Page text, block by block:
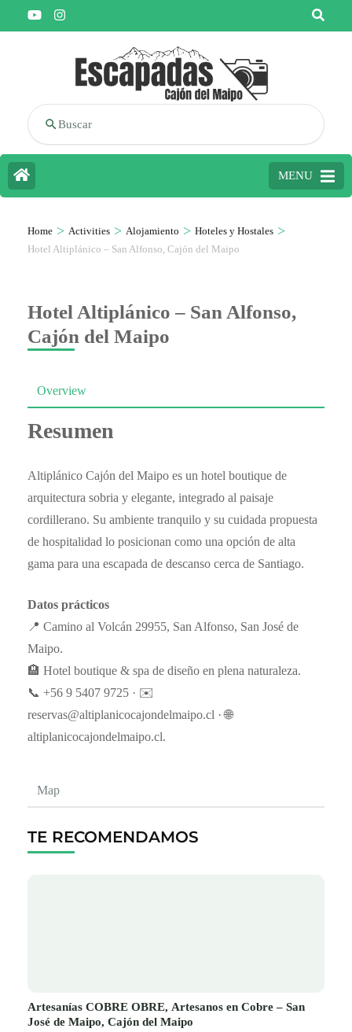
Buscar
MENU
Home > Activities > Alojamiento > Hoteles y Hostales >
Hotel Altiplánico – San Alfonso, Cajón del Maipo
Hotel Altiplánico – San Alfonso,
Cajón del Maipo
Overview
Map
Resumen
Altiplánico Cajón del Maipo es un hotel boutique de
arquitectura sobria y elegante, integrado al paisaje
cordillerano. Su ambiente tranquilo y su cuidada propuesta
de hospitalidad lo posicionan como una opción de alta
gama para una escapada de descanso cerca de Santiago.
Datos prácticos
📍 Camino al Volcán 29955, San Alfonso, San José de
Maipo.
🏨 Hotel boutique & spa de diseño en plena naturaleza.
📞 +56 9 5407 9725 · ✉️
reservas@altiplanicocajondelmaipo.cl · 🌐
altiplanicocajondelmaipo.cl.
TE RECOMENDAMOS
Artesanías COBRE OBRE, Artesanos en Cobre – San
José de Maipo, Cajón del Maipo